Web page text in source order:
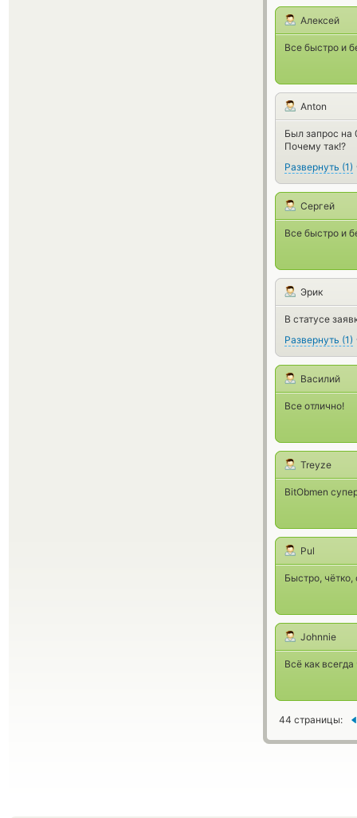
Алексей
Все быстро и
Anton
Был запрос на
Почему так!?
Развернуть (1)
Сергей
Все быстро и
Эрик
В статусе
Развернуть (1)
Василий
Все отлично!
Treyze
BitObmen
Pul
Быстро,
Johnnie
Всё как
44 страницы: